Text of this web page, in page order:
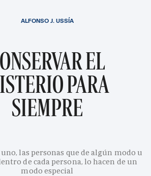
EL
PARA
SIEMPRE
las personas que de algún modo u
de cada persona, lo hacen de un
modo especial
ALFONSO J. USSÍA